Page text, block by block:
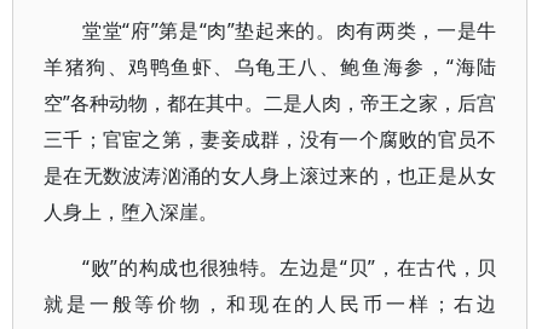
堂堂“府”第是“肉”垫起来的。肉有两类，一是牛
羊猪狗、鸡鸭鱼虾、乌龟王八、鲍鱼海参，“海陆
空”各种动物，都在其中。二是人肉，帝王之家，后宫
三千；官宦之第，妻妾成群，没有一个腐败的官员不
是在无数波涛汹涌的女人身上滚过来的，也正是从女
人身上，堕入深崖。
“败”的构成也很独特。左边是“贝”，在古代，贝
就是一般等价物，和现在的人民币一样；右边